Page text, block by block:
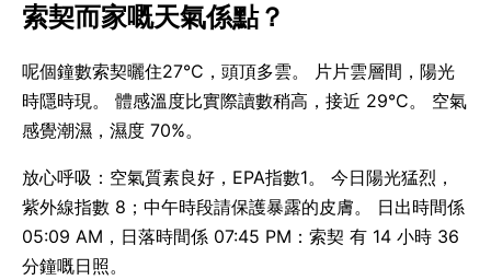
索契而家嘅天氣係點？
呢個鐘數索契曬住27°C，頭頂多雲。 片片雲層間，陽光
時隱時現。 體感溫度比實際讀數稍高，接近 29°C。 空氣
感覺潮濕，濕度 70%。
放心呼吸：空氣質素良好，EPA指數1。 今日陽光猛烈，
紫外線指數 8；中午時段請保護暴露的皮膚。 日出時間係
05:09 AM，日落時間係 07:45 PM：索契 有 14 小時 36
分鐘嘅日照。